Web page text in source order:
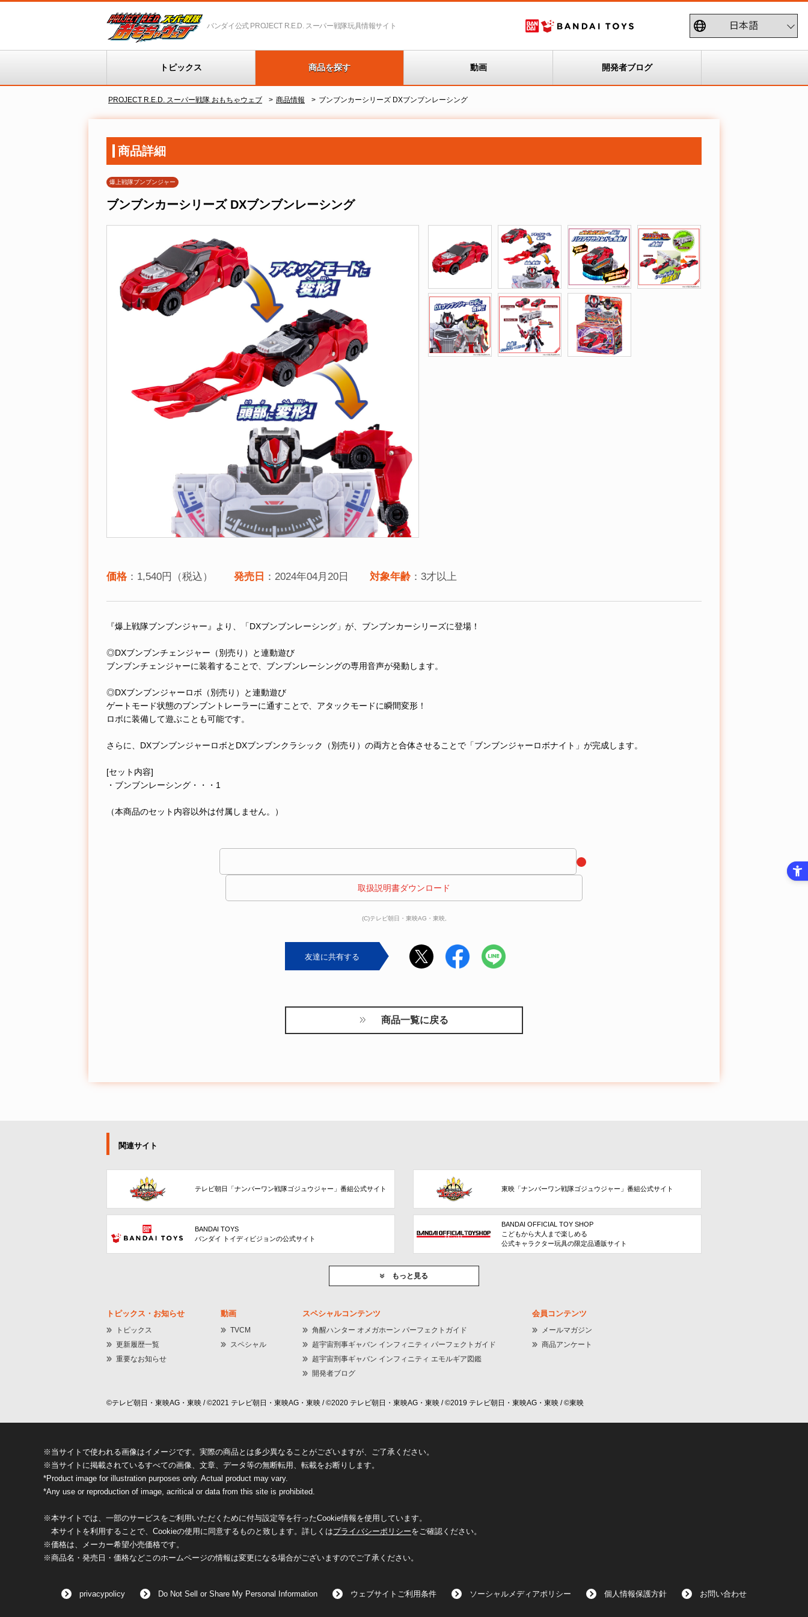
バンダイ公式 PROJECT R.E.D. スーパー戦隊玩具情報サイト
トピックス 商品を探す 動画 開発者ブログ
PROJECT R.E.D. スーパー戦隊 おもちゃウェブ 商品情報 ブンブンカーシリーズ DXブンブンレーシング
商品詳細
爆上戦隊ブンブンジャー
ブンブンカーシリーズ DXブンブンレーシング
価格 ：1,540円（税込） 発売日 ：2024年04月20日 対象年齢：3才以上
『爆上戦隊ブンブンジャー』より、「DXブンブンレーシング」が、ブンブンカーシリーズに登場！
◎DXブンブンチェンジャー（別売り）と連動遊び
ブンブンチェンジャーに装着することで、ブンブンレーシングの専用音声が発動します。
◎DXブンブンジャーロボ（別売り）と連動遊び
ゲートモード状態のブンブントレーラーに通すことで、アタックモードに瞬間変形！
ロボに装備して遊ぶことも可能です。
さらに、DXブンブンジャーロボとDXブンブンクラシック（別売り）の両方と合体させることで「ブンブンジャーロボナイト」が完成します。
[セット内容]
・ブンブンレーシング・・・1
（本商品のセット内容以外は付属しません。）
取扱説明書ダウンロード
(C)テレビ朝日・東映AG・東映,
友達に共有する
商品一覧に戻る
関連サイト
テレビ朝日「ナンバーワン戦隊ゴジュウジャー」番組公式サイト 東映「ナンバーワン戦隊ゴジュウジャー」番組公式サイト
BANDAI TOYS
バンダイ トイディビジョンの公式サイト
BANDAI OFFICIAL TOY SHOP
こどもから大人まで楽しめる
公式キャラクター玩具の限定品通販サイト
もっと見る
トピックス・お知らせ
トピックス
更新履歴一覧
重要なお知らせ
動画
TVCM
スペシャル
スペシャルコンテンツ
角醒ハンター オメガホーン パーフェクトガイド
超宇宙刑事ギャバン インフィニティ パーフェクトガイド
超宇宙刑事ギャバン インフィニティ エモルギア図鑑
開発者ブログ
会員コンテンツ
メールマガジン
商品アンケート
©テレビ朝日・東映AG・東映 / ©2021 テレビ朝日・東映AG・東映 / ©2020 テレビ朝日・東映AG・東映 / ©2019 テレビ朝日・東映AG・東映 / ©東映
※当サイトで使われる画像はイメージです。実際の商品とは多少異なることがございますが、ご了承ください。
※当サイトに掲載されているすべての画像、文章、データ等の無断転用、転載をお断りします。
*Product image for illustration purposes only. Actual product may vary.
*Any use or reproduction of image, acritical or data from this site is prohibited.
※本サイトでは、一部のサービスをご利用いただくために付与設定等を行ったCookie情報を使用しています。
本サイトを利用することで、Cookieの使用に同意するものと致します。詳しくはプライバシーポリシーをご確認ください。
※価格は、メーカー希望小売価格です。
※商品名・発売日・価格などこのホームページの情報は変更になる場合がございますのでご了承ください。
privacypolicy Do Not Sell or Share My Personal Information ウェブサイトご利用条件 ソーシャルメディアポリシー 個人情報保護方針 お問い合わせ